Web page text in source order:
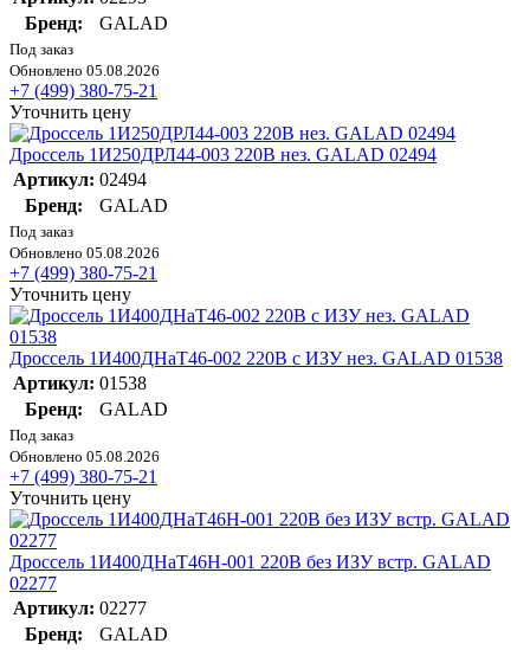
Бренд:
GALAD
Под заказ
Обновлено 05.08.2026
+7 (499) 380-75-21
Уточнить цену
Дроссель 1И250ДРЛ44-003 220В нез. GALAD 02494
Артикул: 02494
Бренд:
GALAD
Под заказ
Обновлено 05.08.2026
+7 (499) 380-75-21
Уточнить цену
Дроссель 1И400ДНаТ46-002 220В с ИЗУ нез. GALAD 01538
Артикул: 01538
Бренд:
GALAD
Под заказ
Обновлено 05.08.2026
+7 (499) 380-75-21
Уточнить цену
Дроссель 1И400ДНаТ46Н-001 220В без ИЗУ встр. GALAD
02277
Артикул: 02277
Бренд:
GALAD